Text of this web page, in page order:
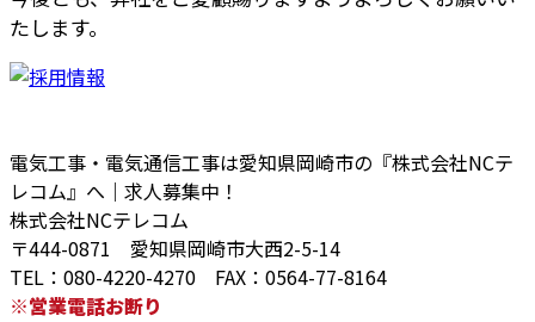
たします。
電気工事・電気通信工事は愛知県岡崎市の『株式会社NCテ
レコム』へ｜求人募集中！
株式会社NCテレコム
〒444-0871 愛知県岡崎市大西2-5-14
TEL：080-4220-4270 FAX：0564-77-8164
※営業電話お断り